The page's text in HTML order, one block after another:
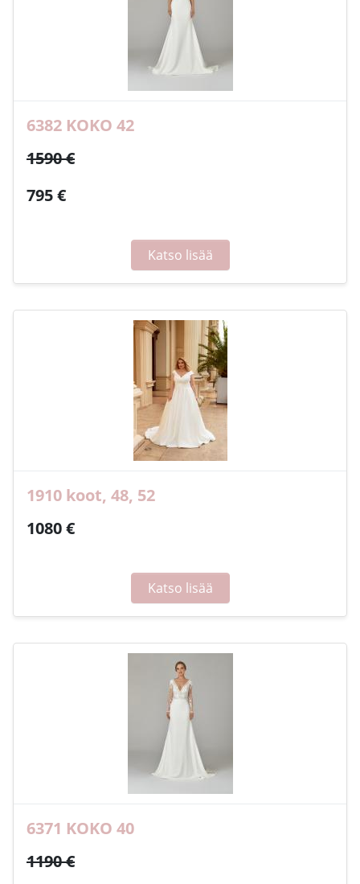
6382 KOKO 42
1590 €
795 €
Katso lisää
1910 koot, 48, 52
1080 €
Katso lisää
6371 KOKO 40
1190 €